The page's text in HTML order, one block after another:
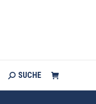
Search:
SUCHE